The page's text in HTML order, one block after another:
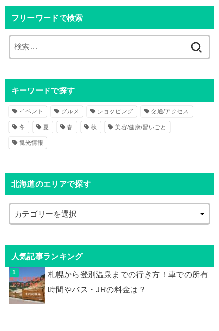
フリーワードで検索
索
キーワードで探す
イベント グルメ ショッピング 交通/アクセス
冬 夏 春 秋 美容/健康/習いごと
観光情報
北海道のエリアで探す
人気記事ランキング
札幌から登別温泉までの行き方！車での所有
時間やバス・JRの料金は？